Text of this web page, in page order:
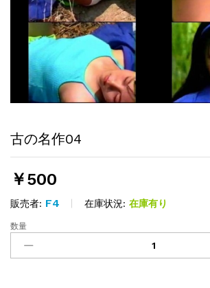
古の名作04
￥500
販売者: F4 在庫状況: 在庫有り
古
名
数量